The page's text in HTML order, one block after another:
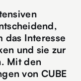
das Interesse
und sie zur
Mit den
von CUBE